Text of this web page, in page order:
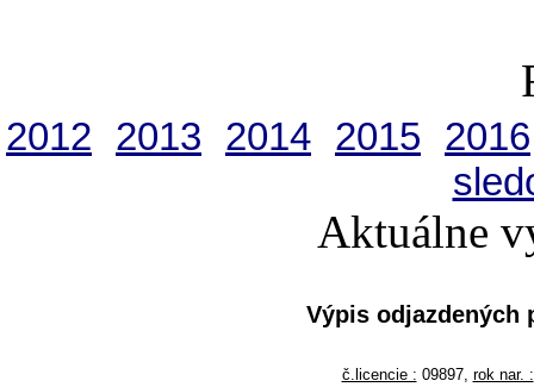
2012 2013 2014 2015
2016
Aktuálne
Výpis odjazdených
č.licencie : 09897, rok nar. :